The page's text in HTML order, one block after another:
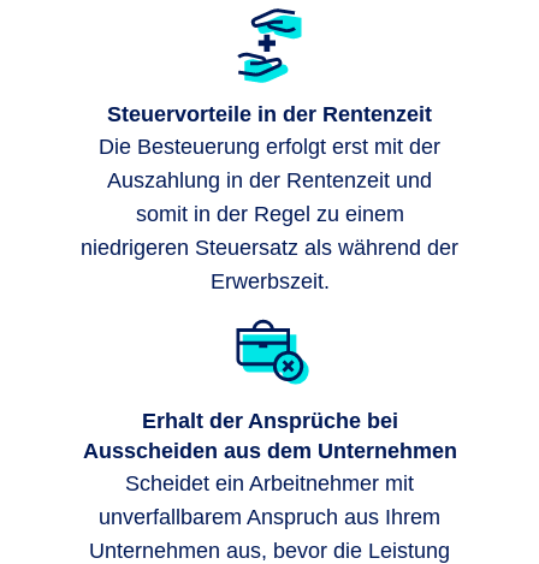
Steuervorteile in der Rentenzeit
Die Besteuerung erfolgt erst mit der
Auszahlung in der Rentenzeit und
somit in der Regel zu einem
niedrigeren Steuersatz als während der
Erwerbszeit.
Erhalt der Ansprüche bei
Ausscheiden aus dem Unternehmen
Scheidet ein Arbeitnehmer mit
unverfallbarem Anspruch aus Ihrem
Unternehmen aus, bevor die Leistung